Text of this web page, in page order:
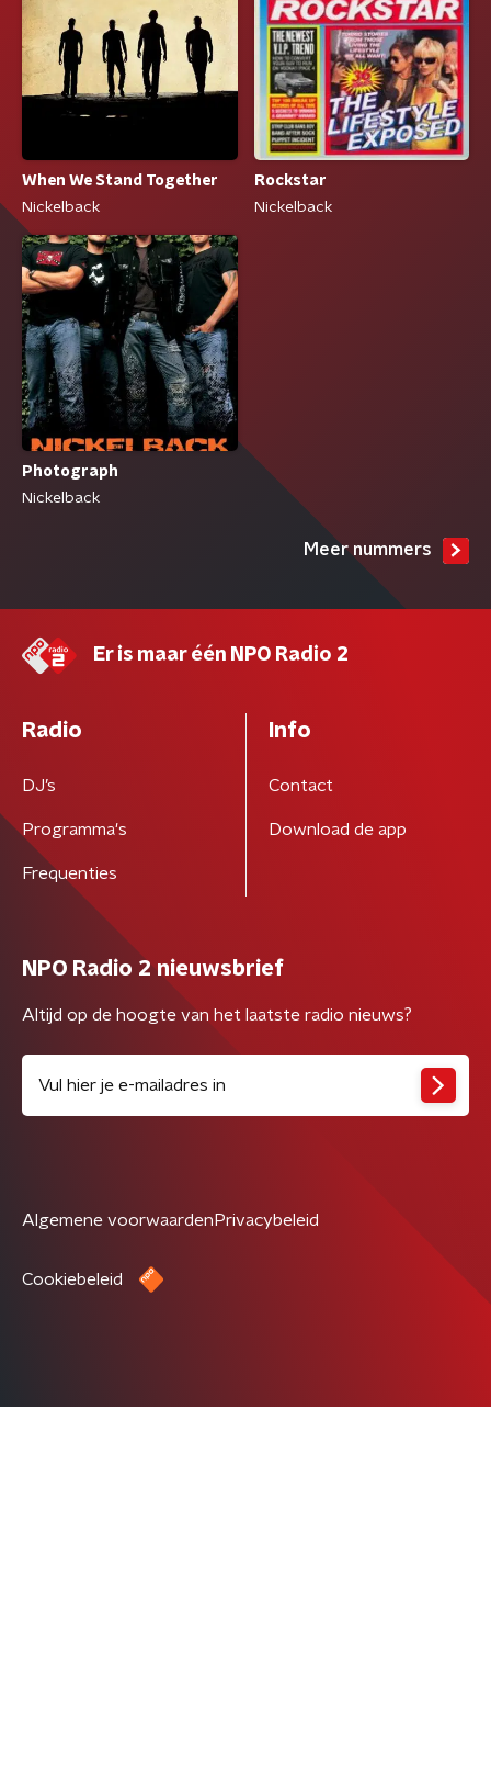
When We Stand Together
Nickelback
Rockstar
Nickelback
Photograph
Nickelback
Meer nummers
Er is maar één NPO Radio 2
Radio
DJ’s
Programma's
Frequenties
Info
Contact
Download de app
NPO Radio 2 nieuwsbrief
Altijd op de hoogte van het laatste radio nieuws?
Algemene voorwaarden Privacybeleid
Cookiebeleid